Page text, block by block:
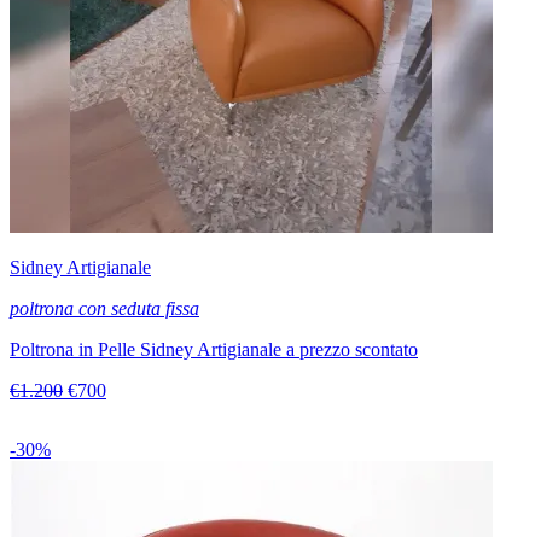
Sidney Artigianale
poltrona con seduta fissa
Poltrona in Pelle Sidney Artigianale a prezzo scontato
€1.200 €700
-30%